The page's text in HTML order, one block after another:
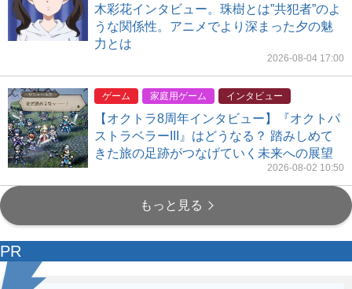
木彩花インタビュー。珠樹とは”共犯者”のよ
うな関係性。アニメでより深まった夕の魅
力とは
2026-08-04 17:00
ゲーム 家庭用ゲーム インタビュー
【オクトラ8周年インタビュー】『オクトパ
ストラベラーIII』はどうなる？ 踏みしめて
きた旅の足跡がつなげていく未来への展望
2026-08-02 10:50
もっと見る
PR